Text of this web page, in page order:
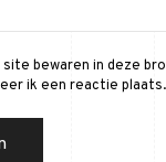
site bewaren in deze
ik een reactie plaats.